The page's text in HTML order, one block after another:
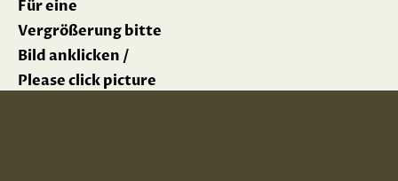
Für eine
Vergrößerung bitte
Bild anklicken /
Please click picture